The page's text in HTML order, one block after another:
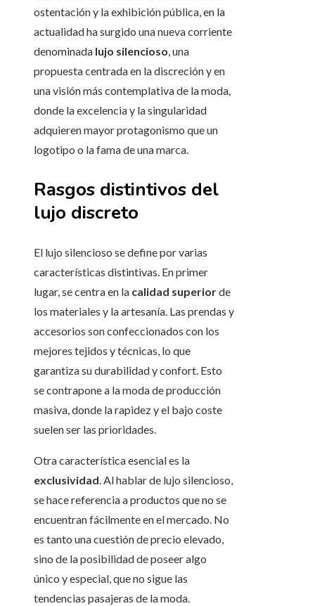
ostentación y la exhibición pública, en la
actualidad ha surgido una nueva corriente
denominada lujo silencioso, una
propuesta centrada en la discreción y en
una visión más contemplativa de la moda,
donde la excelencia y la singularidad
adquieren mayor protagonismo que un
logotipo o la fama de una marca.
Rasgos distintivos del
lujo discreto
El lujo silencioso se define por varias
características distintivas. En primer
lugar, se centra en la calidad superiorde
los materiales y la artesanía. Las prendas y
accesorios son confeccionados con los
mejores tejidos y técnicas, lo que
garantiza su durabilidad y confort. Esto
se contrapone a la moda de producción
masiva, donde la rapidez y el bajo coste
suelen ser las prioridades.
Otra característica esencial es la
exclusividad. Al hablar de lujo silencioso,
se hace referencia a productos que no se
encuentran fácilmente en el mercado. No
es tanto una cuestión de precio elevado,
sino de la posibilidad de poseer algo
único y especial, que no sigue las
tendencias pasajeras de la moda.